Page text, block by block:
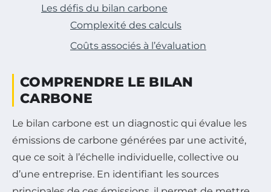
Les défis du bilan carbone
Complexité des calculs
Coûts associés à l’évaluation
COMPRENDRE LE BILAN
CARBONE
Le bilan carbone est un diagnostic qui évalue les
émissions de carbone générées par une activité,
que ce soit à l’échelle individuelle, collective ou
d’une entreprise. En identifiant les sources